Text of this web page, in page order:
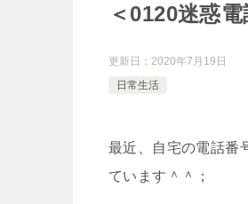
＜0120迷惑
更新日： 2020年7月19日
日常生活
最近、自宅の電話番
ています＾＾；